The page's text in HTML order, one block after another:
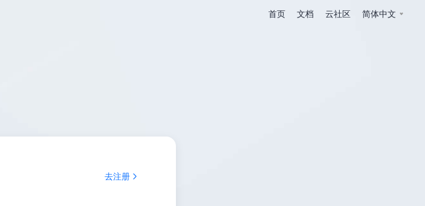
首页 文档 云社区 简体中文
去注册